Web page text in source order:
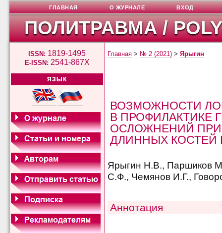
ПОЛИТРАВМА /
ISSN: 1819-1495
E-ISSN: 2541-867X
ЯЗЫК
ГЛАВНАЯ О ЖУРНАЛЕ ВХОД
Главная > № 2 (2021) >Ярыгин
ВОЗМОЖНОСТИ
В ПРОФИЛАКТИКЕ
ОСЛОЖНЕНИЙ
ДЛИННЫХ КОСТЕЙ
Ярыгин Н.В., Паршиков
C.Ф., Чемянов И.Г.,
Аннотация